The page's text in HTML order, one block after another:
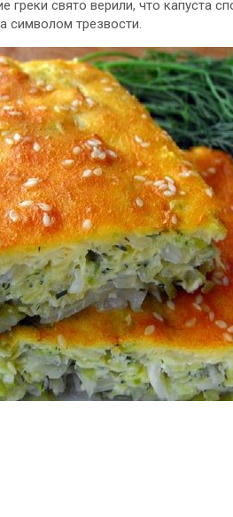
греки свято верили, что капуста
символом трезвости.